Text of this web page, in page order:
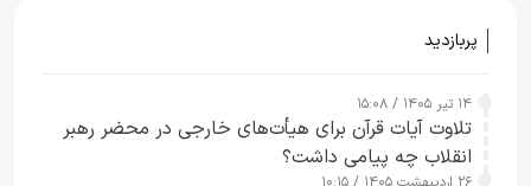
پربازدید
۱۴ تیر ۱۴۰۵ / ۱۵:۰۸
تلاوت آیات قرآن برای هیأت‌های خارجی در محضر رهبر
انقلاب چه پیامی داشت؟